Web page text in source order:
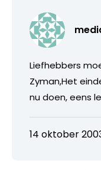
Liefhebbers
Zyman,Het
nu doen, eens
14 oktober